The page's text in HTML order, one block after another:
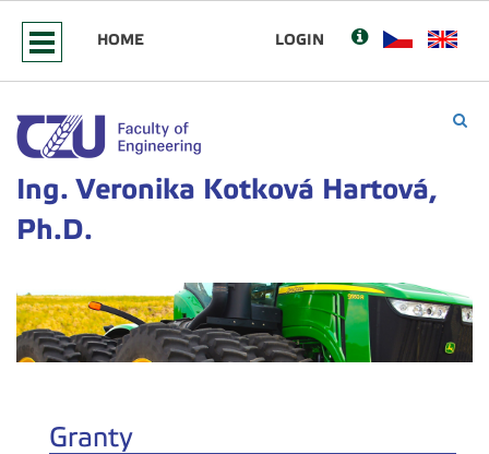
HOME LOGIN
Ing. Veronika Kotková Hartová,
Ph.D.
Granty